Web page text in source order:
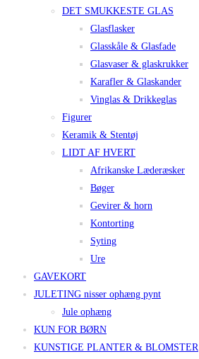
DET SMUKKESTE GLAS
Glasflasker
Glasskåle & Glasfade
Glasvaser & glaskrukker
Karafler & Glaskander
Vinglas & Drikkeglas
Figurer
Keramik & Stentøj
LIDT AF HVERT
Afrikanske Læderæsker
Bøger
Gevirer & horn
Kontorting
Syting
Ure
GAVEKORT
JULETING nisser ophæng pynt
Jule ophæng
KUN FOR BØRN
KUNSTIGE PLANTER & BLOMSTER